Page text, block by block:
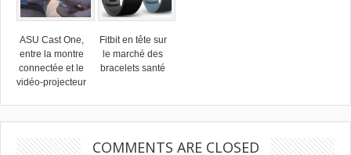
ASU Cast One,
entre la montre
connectée et le
vidéo-projecteur
Fitbit en tête sur
le marché des
bracelets santé
COMMENTS ARE CLOSED